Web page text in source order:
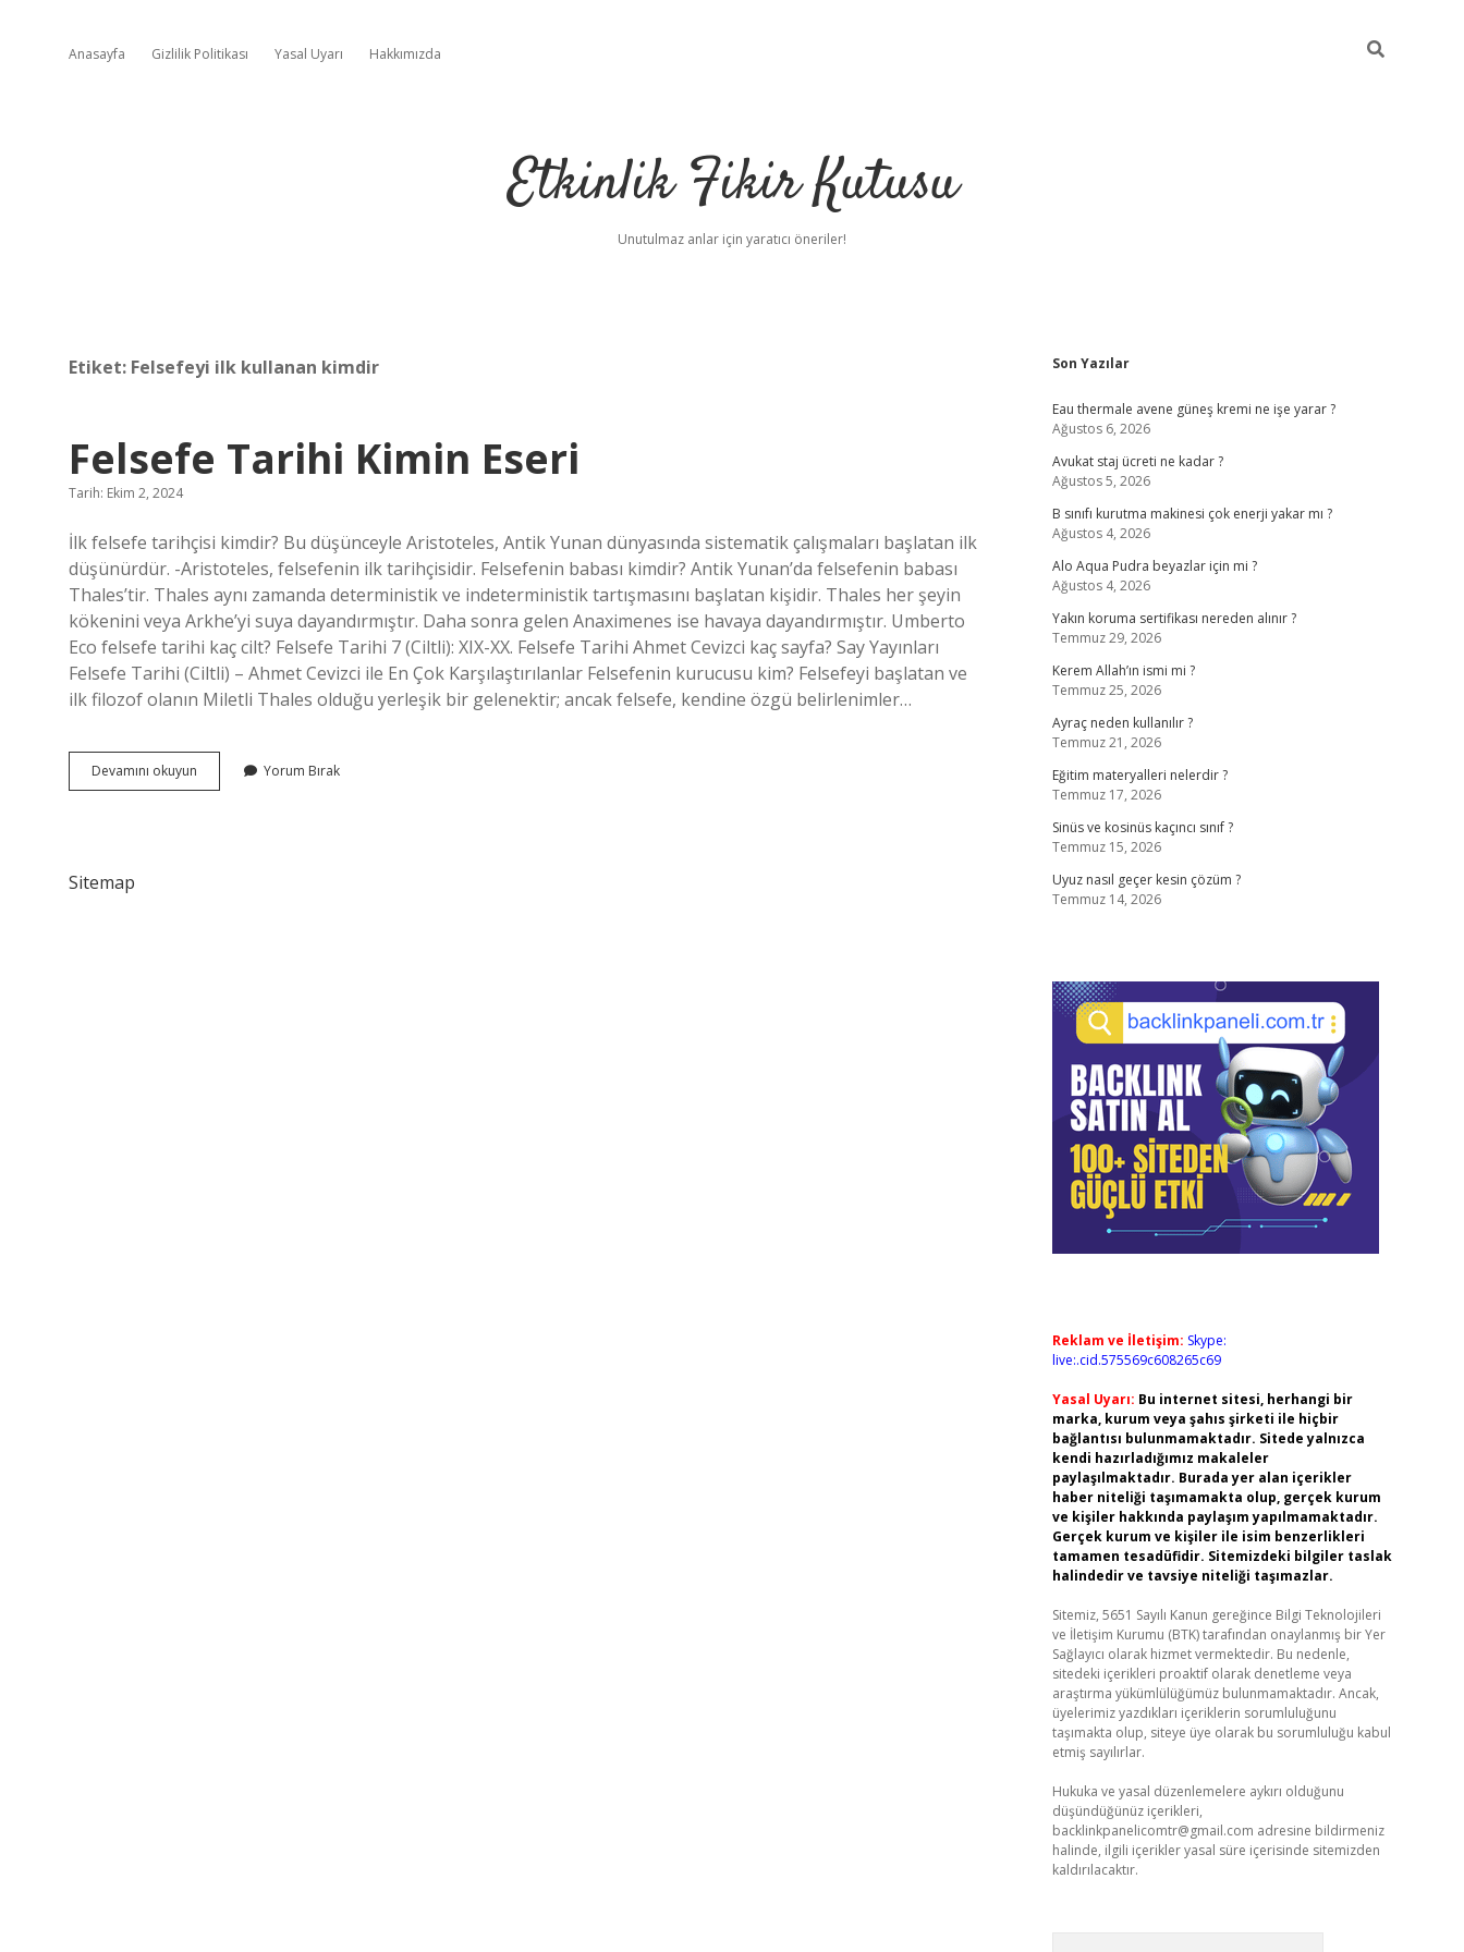
Anasayfa Gizlilik Politikası Yasal Uyarı Hakkımızda
Etkinlik Fikir Kutusu
Unutulmaz anlar için yaratıcı öneriler!
Etiket: Felsefeyi ilk kullanan kimdir
Felsefe Tarihi Kimin Eseri
Tarih: Ekim 2, 2024
İlk felsefe tarihçisi kimdir? Bu düşünceyle Aristoteles, Antik Yunan dünyasında sistematik çalışmaları başlatan ilk
düşünürdür. -Aristoteles, felsefenin ilk tarihçisidir. Felsefenin babası kimdir? Antik Yunan’da felsefenin babası
Thales’tir. Thales aynı zamanda deterministik ve indeterministik tartışmasını başlatan kişidir. Thales her şeyin
kökenini veya Arkhe’yi suya dayandırmıştır. Daha sonra gelen Anaximenes ise havaya dayandırmıştır. Umberto
Eco felsefe tarihi kaç cilt? Felsefe Tarihi 7 (Ciltli): XIX-XX. Felsefe Tarihi Ahmet Cevizci kaç sayfa? Say Yayınları
Felsefe Tarihi (Ciltli) – Ahmet Cevizci ile En Çok Karşılaştırılanlar Felsefenin kurucusu kim? Felsefeyi başlatan ve
ilk filozof olanın Miletli Thales olduğu yerleşik bir gelenektir; ancak felsefe, kendine özgü belirlenimler…
Devamını okuyun
Tarihi
Yorum Bırak
Sitemap
Sidebar
Son Yazılar
Eau thermale avene güneş kremi ne işe yarar ?
Ağustos 6, 2026
Avukat staj ücreti ne kadar ?
Ağustos 5, 2026
B sınıfı kurutma makinesi çok enerji yakar mı ?
Ağustos 4, 2026
Alo Aqua Pudra beyazlar için mi ?
Ağustos 4, 2026
Yakın koruma sertifikası nereden alınır ?
Temmuz 29, 2026
Kerem Allah’ın ismi mi ?
Temmuz 25, 2026
Ayraç neden kullanılır ?
Temmuz 21, 2026
Eğitim materyalleri nelerdir ?
Temmuz 17, 2026
Sinüs ve kosinüs kaçıncı sınıf ?
Temmuz 15, 2026
Uyuz nasıl geçer kesin çözüm ?
Temmuz 14, 2026
Reklam ve İletişim: Skype:
live:.cid.575569c608265c69
Yasal Uyarı: Bu internet sitesi, herhangi bir
marka, kurum veya şahıs şirketi ile hiçbir
bağlantısı bulunmamaktadır. Sitede yalnızca
kendi hazırladığımız makaleler
paylaşılmaktadır. Burada yer alan içerikler
haber niteliği taşımamakta olup, gerçek kurum
ve kişiler hakkında paylaşım yapılmamaktadır.
Gerçek kurum ve kişiler ile isim benzerlikleri
tamamen tesadüfidir. Sitemizdeki bilgiler taslak
halindedir ve tavsiye niteliği taşımazlar.
Sitemiz, 5651 Sayılı Kanun gereğince Bilgi Teknolojileri
ve İletişim Kurumu (BTK) tarafından onaylanmış bir Yer
Sağlayıcı olarak hizmet vermektedir. Bu nedenle,
sitedeki içerikleri proaktif olarak denetleme veya
araştırma yükümlülüğümüz bulunmamaktadır. Ancak,
üyelerimiz yazdıkları içeriklerin sorumluluğunu
taşımakta olup, siteye üye olarak bu sorumluluğu kabul
etmiş sayılırlar.
Hukuka ve yasal düzenlemelere aykırı olduğunu
düşündüğünüz içerikleri,
backlinkpanelicomtr@gmail.com adresine bildirmeniz
halinde, ilgili içerikler yasal süre içerisinde sitemizden
kaldırılacaktır.